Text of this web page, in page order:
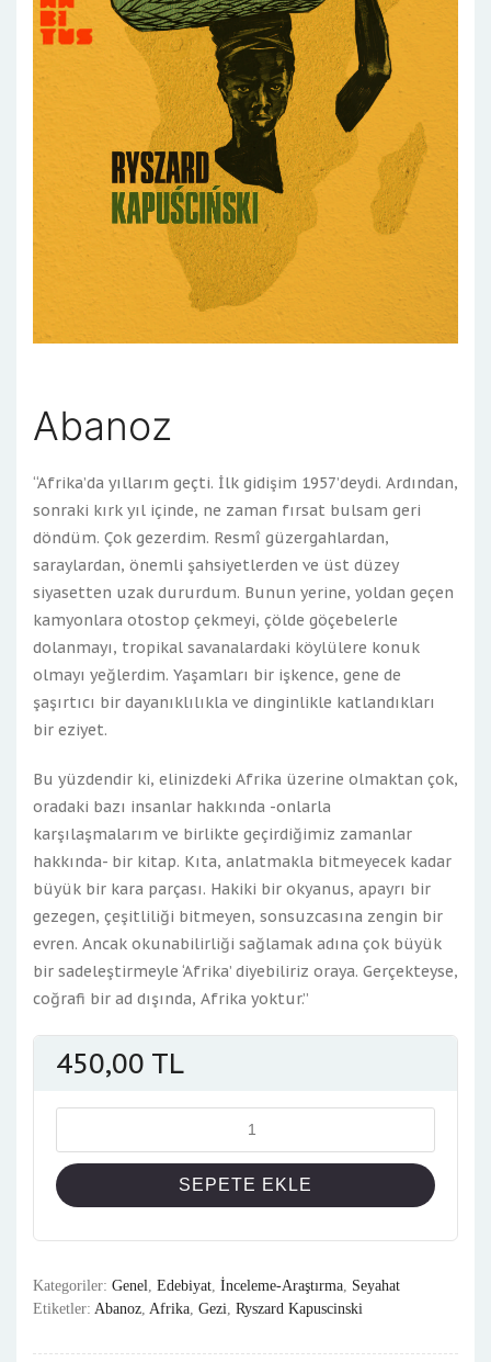
Abanoz
“Afrika’da yıllarım geçti. İlk gidişim 1957’deydi. Ardından,
sonraki kırk yıl içinde, ne zaman fırsat bulsam geri
döndüm. Çok gezerdim. Resmî güzergahlardan,
saraylardan, önemli şahsiyetlerden ve üst düzey
siyasetten uzak dururdum. Bunun yerine, yoldan geçen
kamyonlara otostop çekmeyi, çölde göçebelerle
dolanmayı, tropikal savanalardaki köylülere konuk
olmayı yeğlerdim. Yaşamları bir işkence, gene de
şaşırtıcı bir dayanıklılıkla ve dinginlikle katlandıkları
bir eziyet.
Bu yüzdendir ki, elinizdeki Afrika üzerine olmaktan çok,
oradaki bazı insanlar hakkında -onlarla
karşılaşmalarım ve birlikte geçirdiğimiz zamanlar
hakkında- bir kitap. Kıta, anlatmakla bitmeyecek kadar
büyük bir kara parçası. Hakiki bir okyanus, apayrı bir
gezegen, çeşitliliği bitmeyen, sonsuzcasına zengin bir
evren. Ancak okunabilirliği sağlamak adına çok büyük
bir sadeleştirmeyle ‘Afrika’ diyebiliriz oraya. Gerçekteyse,
coğrafi bir ad dışında, Afrika yoktur.”
450,00 TL
SEPETE EKLE
Kategoriler: Genel Edebiyat İnceleme-Araştırma Seyahat
Etiketler: Abanoz Afrika Gezi Ryszard Kapuscinski